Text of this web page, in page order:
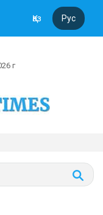
Қаз Рус
г